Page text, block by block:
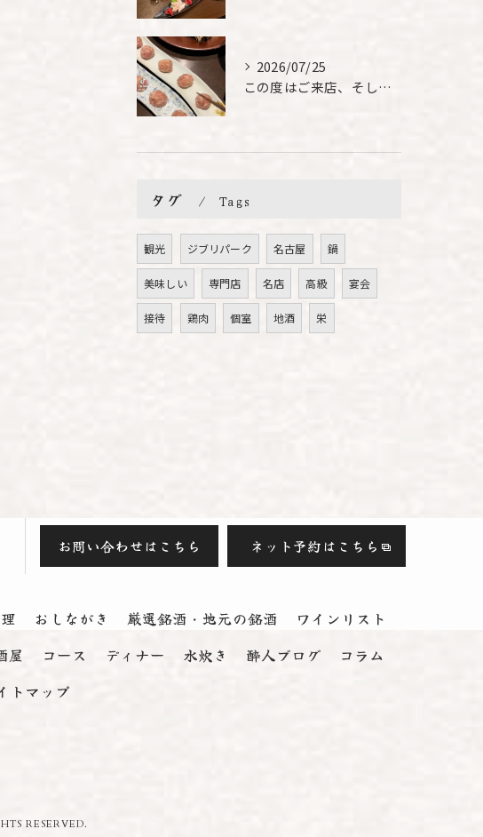
2026/07/25
この度はご来店、そして素敵なご紹介誠にありがとうございます✨...
タグ Tags
観光 ジブリパーク 名古屋 鍋
美味しい 専門店 名店 高級 宴会
接待 鶏肉 個室 地酒 栄
お問い合わせはこちら ネット予約はこちら
おしながき 厳選銘酒・地元の銘酒
ワインリスト
屋 コース ディナー 水炊き 酔人ブログ
コラム
トマップ
RESERVED.